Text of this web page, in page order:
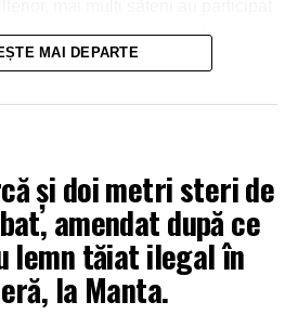
dispoziția salvatorilor tehnică
apă pentru stingerea incendiului.
MAI DEPARTE
și doi metri steri de
amendat după ce
lemn tăiat ilegal în
la Manta.